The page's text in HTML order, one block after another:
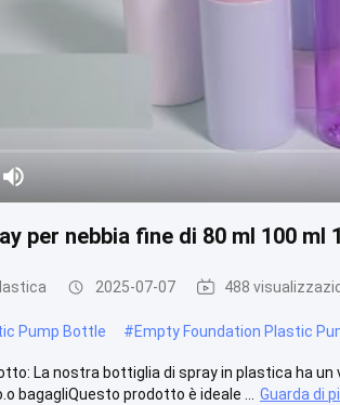
per nebbia fine di 80 ml 100 ml
2025-07-07 488
Pump Bottle #Empty Foundation Plastic
La nostra bottiglia di spray in plastica ha
bagagliQuesto prodotto è ideale ...
Guarda di